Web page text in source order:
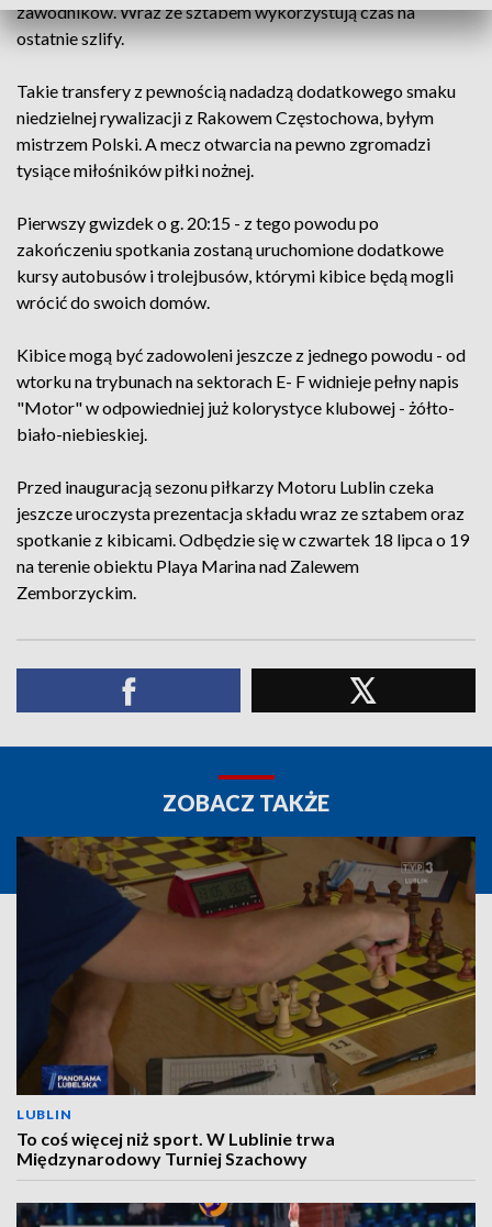
zawodników. Wraz ze sztabem wykorzystują czas na
ostatnie szlify.
Takie transfery z pewnością nadadzą dodatkowego smaku
niedzielnej rywalizacji z Rakowem Częstochowa, byłym
mistrzem Polski. A mecz otwarcia na pewno zgromadzi
tysiące miłośników piłki nożnej.
Pierwszy gwizdek o g. 20:15 - z tego powodu po
zakończeniu spotkania zostaną uruchomione dodatkowe
kursy autobusów i trolejbusów, którymi kibice będą mogli
wrócić do swoich domów.
Kibice mogą być zadowoleni jeszcze z jednego powodu - od
wtorku na trybunach na sektorach E- F widnieje pełny napis
"Motor" w odpowiedniej już kolorystyce klubowej - żółto-
biało-niebieskiej.
Przed inauguracją sezonu piłkarzy Motoru Lublin czeka
jeszcze uroczysta prezentacja składu wraz ze sztabem oraz
spotkanie z kibicami. Odbędzie się w czwartek 18 lipca o 19
na terenie obiektu Playa Marina nad Zalewem
Zemborzyckim.
ZOBACZ TAKŻE
LUBLIN
To coś więcej niż sport. W Lublinie trwa
Międzynarodowy Turniej Szachowy